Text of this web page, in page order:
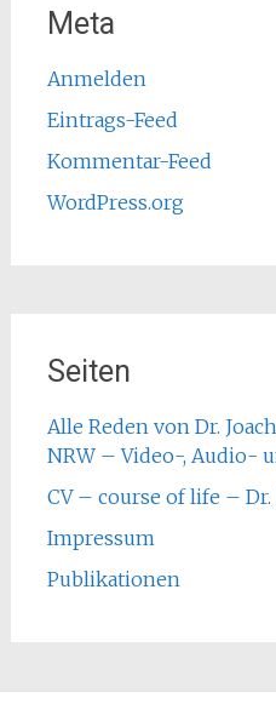
Meta
Anmelden
Eintrags-Feed
Kommentar-Feed
WordPress.org
Seiten
Alle Reden von Dr.
NRW – Video-, Audio-
CV – course of life – Dr.
Impressum
Publikationen